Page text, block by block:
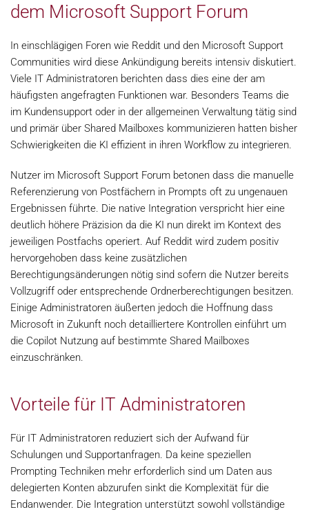
dem Microsoft Support Forum
In einschlägigen Foren wie Reddit und den Microsoft Support
Communities wird diese Ankündigung bereits intensiv diskutiert.
Viele IT Administratoren berichten dass dies eine der am
häufigsten angefragten Funktionen war. Besonders Teams die
im Kundensupport oder in der allgemeinen Verwaltung tätig sind
und primär über Shared Mailboxes kommunizieren hatten bisher
Schwierigkeiten die KI effizient in ihren Workflow zu integrieren.
Nutzer im Microsoft Support Forum betonen dass die manuelle
Referenzierung von Postfächern in Prompts oft zu ungenauen
Ergebnissen führte. Die native Integration verspricht hier eine
deutlich höhere Präzision da die KI nun direkt im Kontext des
jeweiligen Postfachs operiert. Auf Reddit wird zudem positiv
hervorgehoben dass keine zusätzlichen
Berechtigungsänderungen nötig sind sofern die Nutzer bereits
Vollzugriff oder entsprechende Ordnerberechtigungen besitzen.
Einige Administratoren äußerten jedoch die Hoffnung dass
Microsoft in Zukunft noch detailliertere Kontrollen einführt um
die Copilot Nutzung auf bestimmte Shared Mailboxes
einzuschränken.
Vorteile für IT Administratoren
Für IT Administratoren reduziert sich der Aufwand für
Schulungen und Supportanfragen. Da keine speziellen
Prompting Techniken mehr erforderlich sind um Daten aus
delegierten Konten abzurufen sinkt die Komplexität für die
Endanwender. Die Integration unterstützt sowohl vollständige